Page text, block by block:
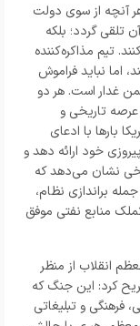
آنچه از سوی دولت
تلقی گردد؛ بلکه
تیم مذاکره‌کننده
اما نباید فراموش
غدار است. هر دو
تاریخی و
بارها با ادعای
خود ارائه دهد و
نشان می‌دهد که
براندازی نظام،
منابع نفتی موفق
انقلاب از منظر
کرد: این جنگ که
فرهنگی و تبلیغاتی